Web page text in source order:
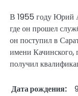
В 1955 году Юрий
где он прошел
он поступил в
имени Качинского,
получил
Дата рождения: